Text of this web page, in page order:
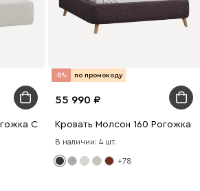
Светло-бежевый
-8% по промокоду
55 990
Кровать Молсон 160 Рогожка
В наличии: 4 шт.
+78